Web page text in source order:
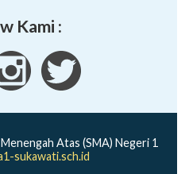
Kami :
Atas (SMA) Negeri 1
sukawati.sch.id